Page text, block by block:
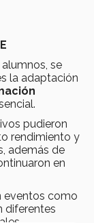
se
la adaptación
pudieron
rendimiento y
además de
en
eventos como
diferentes